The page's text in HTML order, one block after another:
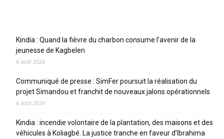
Kindia : Quand la fièvre du charbon consume l’avenir de la
jeunesse de Kagbelen
6 août 2026
Communiqué de presse : SimFer poursuit la réalisation du
projet Simandou et franchit de nouveaux jalons opérationnels
6 août 2026
Kindia : incendie volontaire de la plantation, des maisons et des
véhicules à Koliagbé. La justice tranche en faveur d’Ibrahima